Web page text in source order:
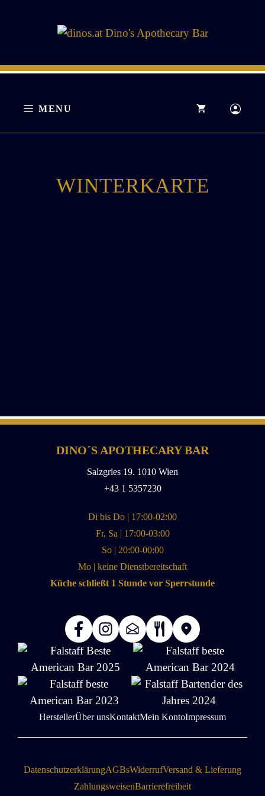
MENU
WINTERKARTE
DINO´S APOTHECARY BAR
Salzgries 19. 1010 Wien
+43 1 5357230
Di bis Do | 17:00-02:00
Fr, Sa | 17:00-03:00
So | 20:00-00:00
Mo | keine Dienstbereitschaft
Küche schließt 1 Stunde vor Sperrstunde
HerstellerÜber unsKontaktMein KontoImpressum
DatenschutzerklärungAGBsWiderrufVersand & Lieferung
ZahlungsweisenBarrierefreiheit